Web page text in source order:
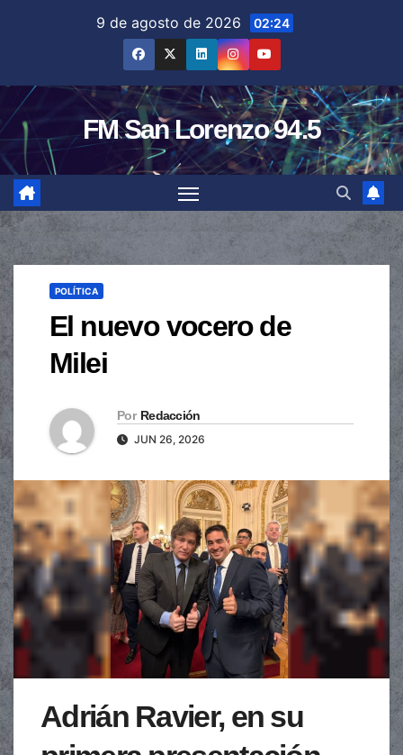
9 de agosto de 2026 02:24
FM San Lorenzo 94.5
POLÍTICA
El nuevo vocero de
Milei
Por Redacción
JUN 26, 2026
Adrián Ravier, en su